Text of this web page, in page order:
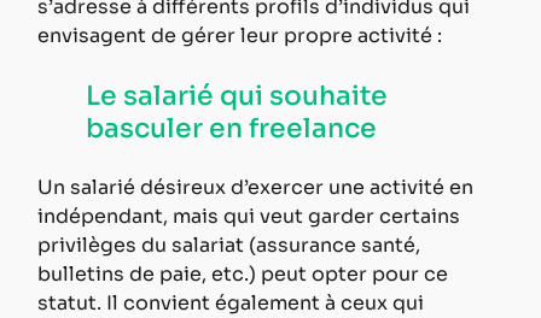
s’adresse à différents profils d’individus qui
envisagent de gérer leur propre activité :
Le salarié qui souhaite
basculer en freelance
Un salarié désireux d’exercer une activité en
indépendant, mais qui veut garder certains
privilèges du salariat (assurance santé,
bulletins de paie, etc.) peut opter pour ce
statut. Il convient également à ceux qui